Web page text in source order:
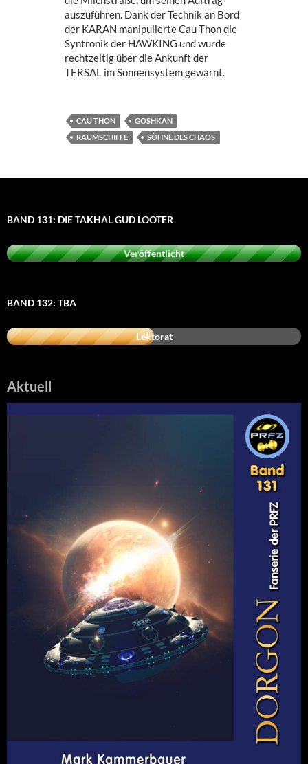
auszuführen. Dank der Technik an Bord
der KARAN manipulierte Cau Thon die
Syntronik der HAWKING und wurde
rechtzeitig über die Ankunft der
TERSAL im Sonnensystem gewarnt.
CAU THON
GOSHKAN
RAUMSCHIFFE
SÖHNE DES CHAOS
BAND 131: DIE TAKHAL GUD LOOTER
Veröffentlicht
BAND 132: TBA
Lektorat
Aktuell